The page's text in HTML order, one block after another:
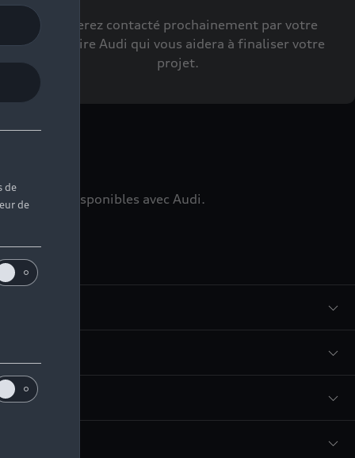
Vous serez contacté prochainement par votre
Partenaire Audi qui vous aidera à finaliser votre
projet.
disponibles avec Audi.
de
de